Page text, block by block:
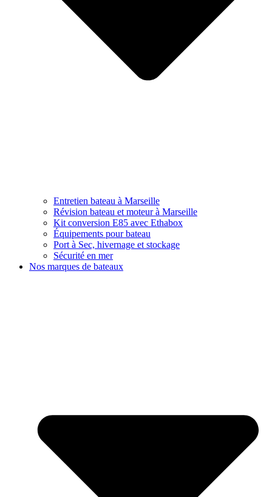
Entretien bateau à Marseille
Révision bateau et moteur à Marseille
Kit conversion E85 avec Ethabox
Équipements pour bateau
Port à Sec, hivernage et stockage
Sécurité en mer
Nos marques de bateaux